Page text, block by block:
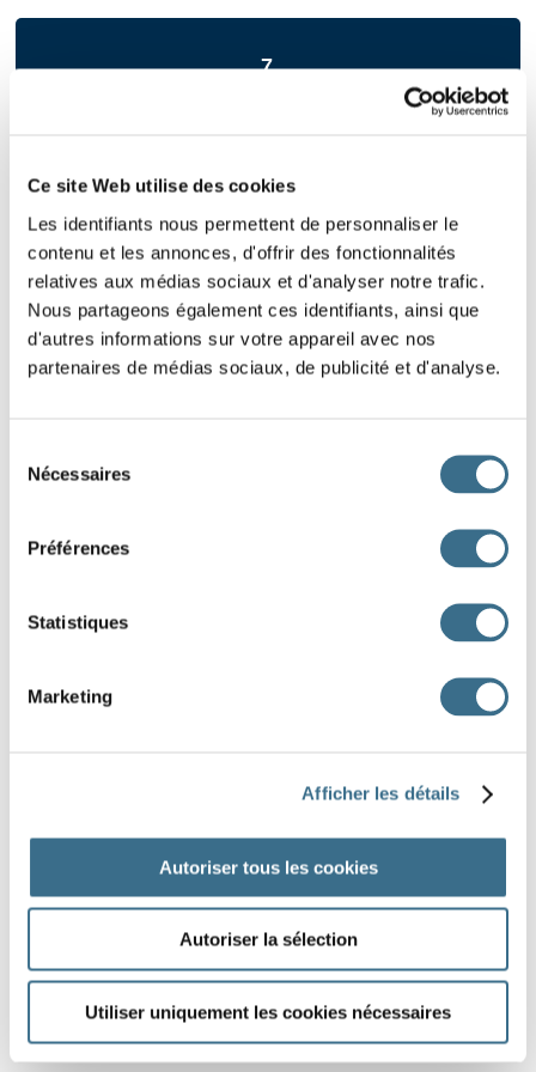
Ce site Web utilise des cookies
Les identifiants nous permettent de personnaliser le
contenu et les annonces, d'offrir des fonctionnalités
relatives aux médias sociaux et d'analyser notre trafic.
Nous partageons également ces identifiants, ainsi que
d'autres informations sur votre appareil avec nos
partenaires de médias sociaux, de publicité et d'analyse.
Nécessaires
Préférences
Statistiques
Marketing
Afficher les détails
Autoriser tous les cookies
Autoriser la sélection
Utiliser uniquement les cookies nécessaires
7
9
8